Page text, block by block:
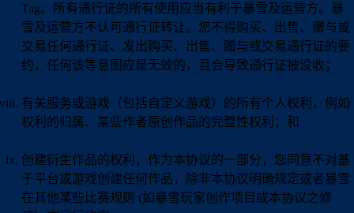
Tag。所有通行证的所有使用应当有利于暴雪及运营方。暴
雪及运营方不认可通行证转让。您不得购买、出售、赠与或
交易任何通行证、发出购买、出售、赠与或交易通行证的要
约，任何该等意图应是无效的，且会导致通行证被没收；
有关服务或游戏（包括自定义游戏）的所有个人权利，例如
权利的归属、某些作者原创作品的完整性权利；和
创建衍生作品的权利，作为本协议的一部分，您同意不对基
于平台或游戏创建任何作品，除非本协议明确规定或者暴雪
在其他某些比赛规则 (如暴雪玩家创作项目或本协议之修